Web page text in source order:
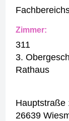
Zimmer:
311
3.
Rathaus
Hauptstraße
26639